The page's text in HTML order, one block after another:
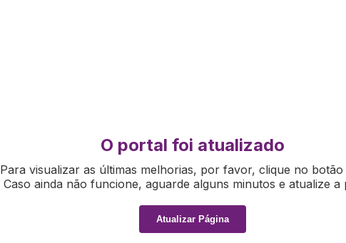
O portal foi atualizado
Para visualizar as últimas melhorias, por favor, clique no botão
Caso ainda não funcione, aguarde alguns minutos e atualize a
Atualizar Página